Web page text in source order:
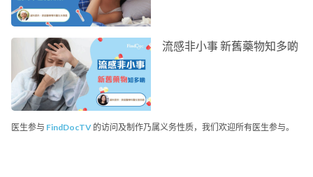
流感非小事 新舊藥物知多啲
医生参与 FindDocTV 的访问及制作乃属义务性质，我们欢迎所有医生参与。